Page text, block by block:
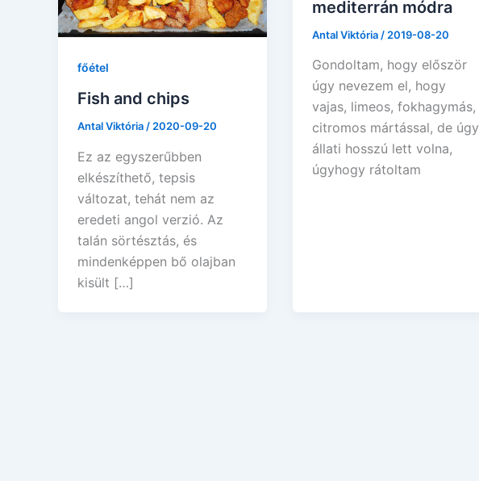
főétel
Fish and chips
Antal Viktória / 2020-09-20
Ez az egyszerűbben
elkészíthető, tepsis
változat, tehát nem az
eredeti angol verzió. Az
talán sörtésztás, és
mindenképpen bő olajban
kisült […]
mediterrán módra
Antal Viktória / 2019-08-20
Gondoltam, hogy először
úgy nevezem el, hogy
vajas, limeos, fokhagymás,
citromos mártással, de úgy
állati hosszú lett volna,
úgyhogy rátoltam